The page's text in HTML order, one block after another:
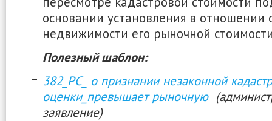
основании установления в отношении
недвижимости его рыночной
Полезный шаблон:
382_РС_ о признании незаконной
оценки_превышает рыночную
заявление)